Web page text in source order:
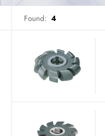
Found: 4